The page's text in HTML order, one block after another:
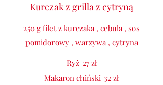
Kurczak z grilla z cytryną
250 g filet z kurczaka , cebula , sos
pomidorowy , warzywa , cytryna
Ryż 27 zł
Makaron chiński 32 zł